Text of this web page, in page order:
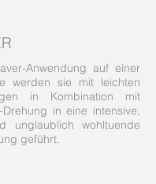
Anwendung auf einer
werden sie mit leichten
in Kombination mit
in eine intensive,
unglaublich wohltuende
geführt.